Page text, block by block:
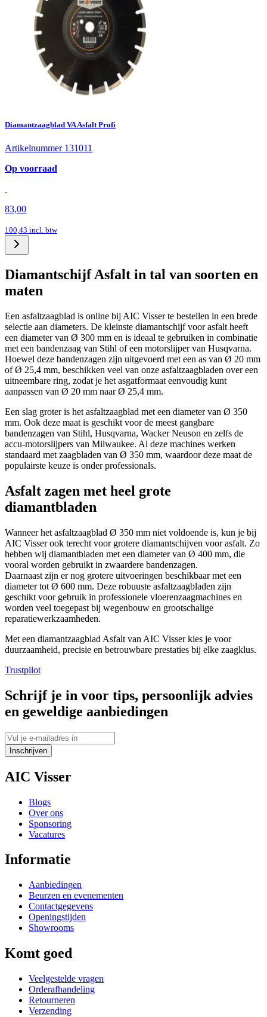
Diamantzaagblad VA Asfalt Profi
Artikelnummer 131011
Op voorraad
83,00
100,43 incl. btw
Diamantschijf Asfalt in tal van soorten en
maten
Een asfaltzaagblad is online bij AIC Visser te bestellen in een brede
selectie aan diameters. De kleinste diamantschijf voor asfalt heeft
een diameter van Ø 300 mm en is ideaal te gebruiken in combinatie
met een bandenzaag van Stihl of een motorslijper van Husqvarna.
Hoewel deze bandenzagen zijn uitgevoerd met een as van Ø 20 mm
of Ø 25,4 mm, beschikken veel van onze asfaltzaagbladen over een
uitneembare ring, zodat je het asgatformaat eenvoudig kunt
aanpassen van Ø 20 mm naar Ø 25,4 mm.
Een slag groter is het asfaltzaagblad met een diameter van Ø 350
mm. Ook deze maat is geschikt voor de meest gangbare
bandenzagen van Stihl, Husqvarna, Wacker Neuson en zelfs de
accu-motorslijpers van Milwaukee. Al deze machines werken
standaard met zaagbladen van Ø 350 mm, waardoor deze maat de
populairste keuze is onder professionals.
Asfalt zagen met heel grote
diamantbladen
Wanneer het asfaltzaagblad Ø 350 mm niet voldoende is, kun je bij
AIC Visser ook terecht voor grotere diamantschijven voor asfalt. Zo
hebben wij diamantbladen met een diameter van Ø 400 mm, die
vooral worden gebruikt in zwaardere bandenzagen.
Daarnaast zijn er nog grotere uitvoeringen beschikbaar met een
diameter tot Ø 600 mm. Deze robuuste asfaltzaagbladen zijn
geschikt voor gebruik in professionele vloerenzaagmachines en
worden veel toegepast bij wegenbouw en grootschalige
reparatiewerkzaamheden.
Met een diamantzaagblad Asfalt van AIC Visser kies je voor
duurzaamheid, precisie en betrouwbare prestaties bij elke zaagklus.
Trustpilot
Schrijf je in voor tips, persoonlijk advies
en geweldige aanbiedingen
Inschrijven
AIC Visser
Blogs
Over ons
Sponsoring
Vacatures
Informatie
Aanbiedingen
Beurzen en evenementen
Contactgegevens
Openingstijden
Showrooms
Komt goed
Veelgestelde vragen
Orderafhandeling
Retourneren
Verzending